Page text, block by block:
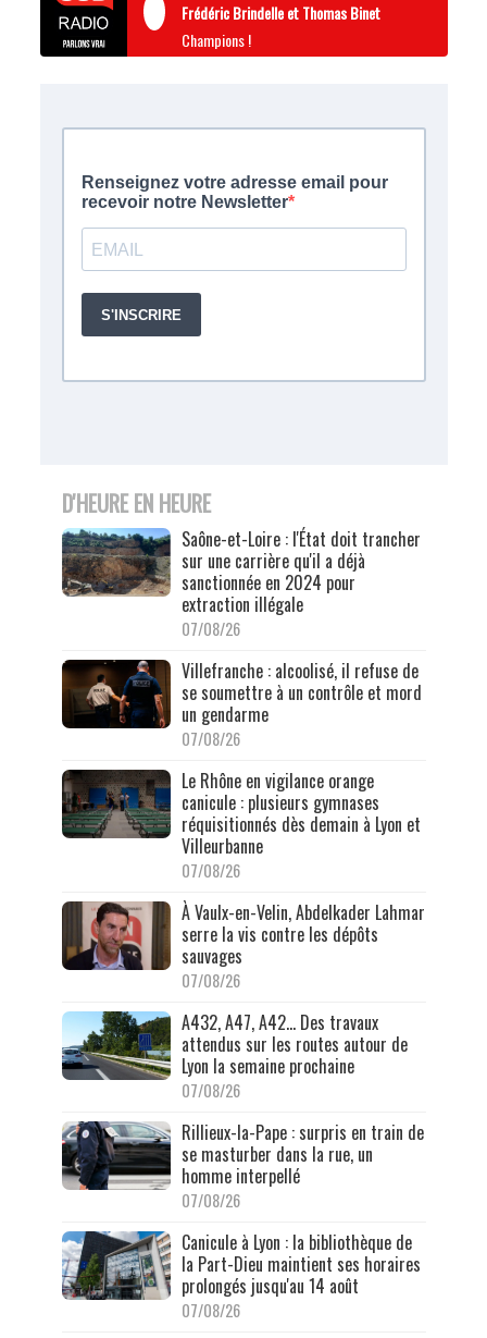
Frédéric Brindelle et Thomas Binet
Champions !
D'HEURE EN HEURE
Saône-et-Loire : l'État doit trancher
sur une carrière qu'il a déjà
sanctionnée en 2024 pour
extraction illégale
07/08/26
Villefranche : alcoolisé, il refuse de
se soumettre à un contrôle et mord
un gendarme
07/08/26
Le Rhône en vigilance orange
canicule : plusieurs gymnases
réquisitionnés dès demain à Lyon et
Villeurbanne
07/08/26
À Vaulx-en-Velin, Abdelkader Lahmar
serre la vis contre les dépôts
sauvages
07/08/26
A432, A47, A42… Des travaux
attendus sur les routes autour de
Lyon la semaine prochaine
07/08/26
Rillieux-la-Pape : surpris en train de
se masturber dans la rue, un
homme interpellé
07/08/26
Canicule à Lyon : la bibliothèque de
la Part-Dieu maintient ses horaires
prolongés jusqu'au 14 août
07/08/26